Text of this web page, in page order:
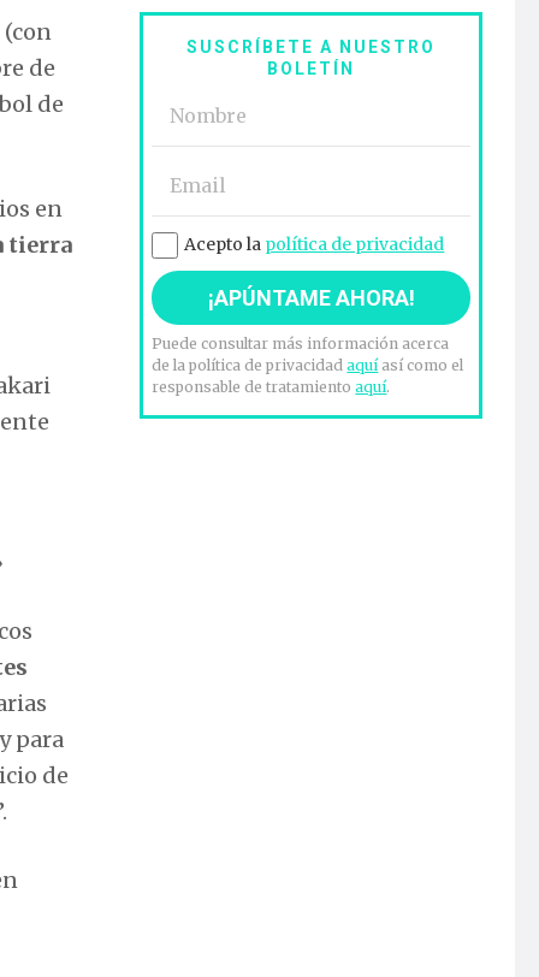
de
de
en
tierra
para
de
SUSCRÍBETE A NUESTRO
BOLETÍN
Acepto la política de privacidad
Puede consultar más información acerca
de la política de privacidadaquíasí como el
responsable de tratamientoaquí.